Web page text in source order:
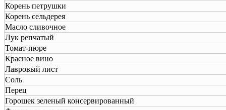
Корень петрушки
Корень сельдерея
Масло сливочное
Лук репчатый
Томат-пюре
Красное вино
Лавровый лист
Соль
Перец
Горошек зеленый консервированный